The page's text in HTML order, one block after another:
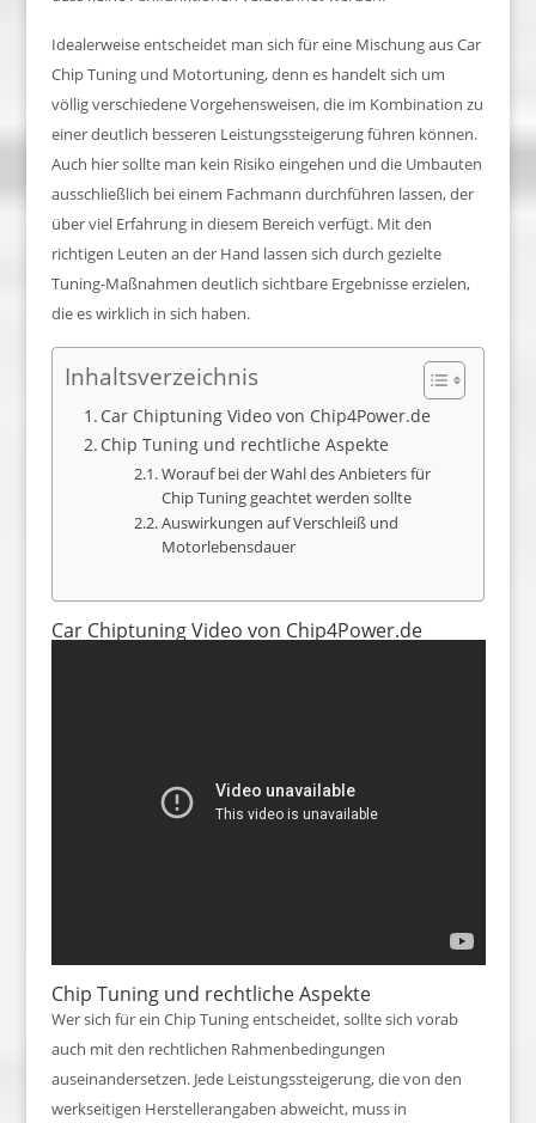
Idealerweise entscheidet man sich für eine Mischung aus Car
Chip Tuning und Motortuning, denn es handelt sich um
völlig verschiedene Vorgehensweisen, die im Kombination zu
einer deutlich besseren Leistungssteigerung führen können.
Auch hier sollte man kein Risiko eingehen und die Umbauten
ausschließlich bei einem Fachmann durchführen lassen, der
über viel Erfahrung in diesem Bereich verfügt. Mit den
richtigen Leuten an der Hand lassen sich durch gezielte
Tuning-Maßnahmen deutlich sichtbare Ergebnisse erzielen,
die es wirklich in sich haben.
Inhaltsverzeichnis
Car Chiptuning Video von Chip4Power.de
Chip Tuning und rechtliche Aspekte
Worauf bei der Wahl des Anbieters für
Chip Tuning geachtet werden sollte
Auswirkungen auf Verschleiß und
Motorlebensdauer
Car Chiptuning Video von Chip4Power.de
Chip Tuning und rechtliche Aspekte
Wer sich für ein Chip Tuning entscheidet, sollte sich vorab
auch mit den rechtlichen Rahmenbedingungen
auseinandersetzen. Jede Leistungssteigerung, die von den
werkseitigen Herstellerangaben abweicht, muss in